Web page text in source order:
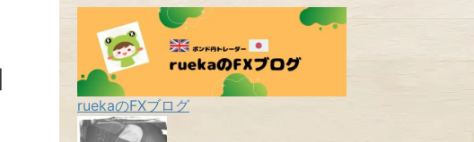
ruekaのFXブログ